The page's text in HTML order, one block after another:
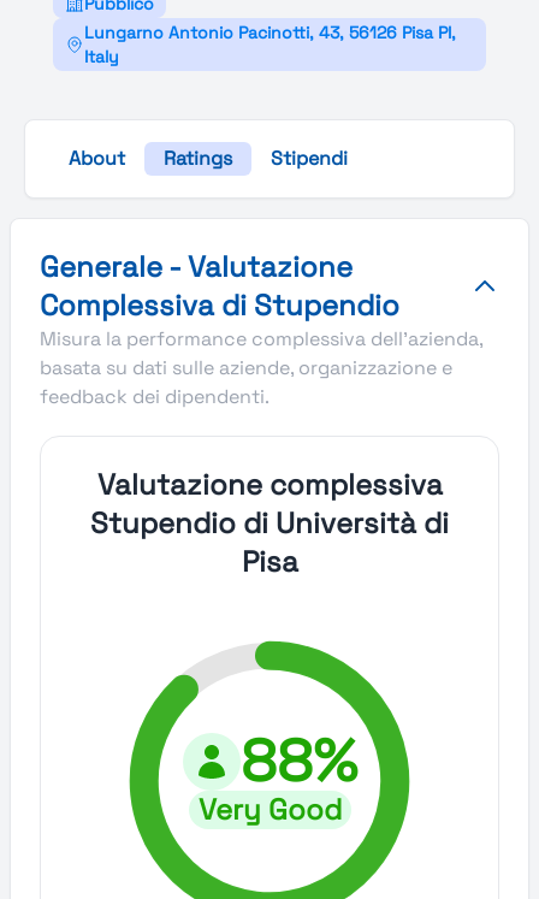
Lungarno Antonio Pacinotti, 43, 56126 Pisa PI,
Italy
About Ratings Stipendi
Generale - Valutazione
Complessiva di Stupendio
Misura la performance complessiva dell'azienda,
basata su dati sulle aziende, organizzazione e
feedback dei dipendenti.
Valutazione complessiva
Stupendio di Università di
Pisa
88%
Very Good